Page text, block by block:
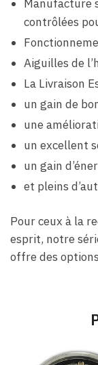
Manufacture
contrôlées
Aiguilles de
La Livraison
un gain de
une
un excellent
un gain
et pleins
Pour ceux à la
esprit, notre
offre des